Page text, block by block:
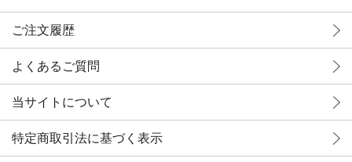
ご注文履歴
よくあるご質問
当サイトについて
特定商取引法に基づく表示